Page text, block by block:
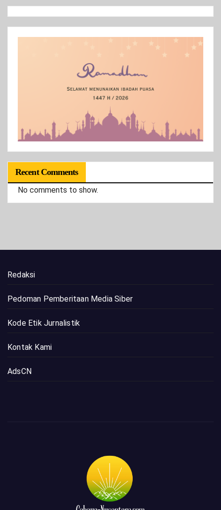
Recent Comments
No comments to show.
Redaksi
Pedoman Pemberitaan Media Siber
Kode Etik Jurnalistik
Kontak Kami
AdsCN